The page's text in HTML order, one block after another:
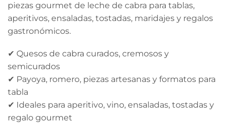
piezas gourmet de leche de cabra para tablas,
aperitivos, ensaladas, tostadas, maridajes y regalos
gastronómicos.
✔ Quesos de cabra curados, cremosos y
semicurados
✔ Payoya, romero, piezas artesanas y formatos para
tabla
✔ Ideales para aperitivo, vino, ensaladas, tostadas y
regalo gourmet